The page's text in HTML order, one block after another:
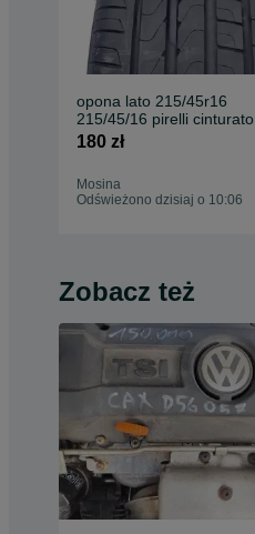
opona lato 215/45r16
215/45/16 pirelli cinturato
p7 6,9mm 22r 1szt
180 zł
Mosina
Odświeżono dzisiaj o 10:06
Zobacz też